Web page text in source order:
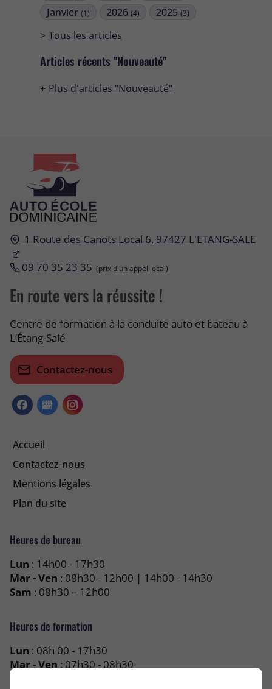
Janvier (1) 2026(4) 2025(3)
Tous les articles
Articles récents "Nouveauté"
Plus d'articles "Nouveauté"
1 Route des Canots Local 6, 97427 L'ETANG-SALE
09 70 35 23 35
En route vers la réussite !
Centre de formation à la conduite auto et bateau à
L’Étang-Salé
Contactez-nous
Accueil
Contactez-nous
Mentions légales
Plan du site
Heures de bureau
Lun : 14h00 - 17h30
Mar - Ven : 08h30 - 12h00 | 14h00 - 14h30
Sam : 08h30 – 12h00
Heures de formation
Lun : 08h 00 - 17h30
Mar - Ven: 07h30 - 08h30